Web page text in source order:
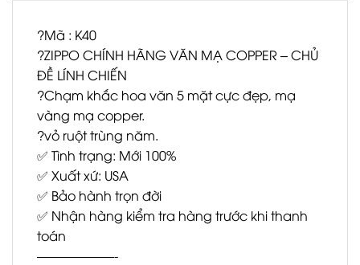
?Mã : K40
?ZIPPO CHÍNH HÃNG VĂN MẠ COPPER – CHỦ
ĐỀ LÍNH CHIẾN
?Chạm khắc hoa văn 5 mặt cực đẹp, mạ
vàng mạ copper.
?vỏ ruột trùng năm.
✅ Tình trạng: Mới 100%
✅ Xuất xứ: USA
✅ Bảo hành trọn đời
✅ Nhận hàng kiểm tra hàng trước khi thanh
toán
——————-